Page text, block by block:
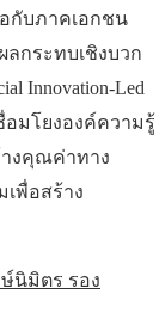
กับภาคเอกชน
กระทบเชิงบวก
Innovation-Led
อมโยงองค์ความรู้
างคุณค่าทาง
พื่อสร้าง